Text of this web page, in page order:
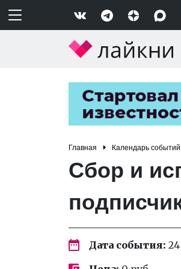
Главная Календарь событий
Сбор и
Дата события: